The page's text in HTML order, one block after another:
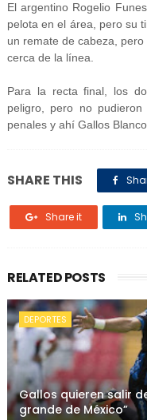
El argentino Rogelio
pelota en el área, pero su
un remate de cabeza,
cerca de la línea.
Para la recta final, los
peligro, pero no
penales y ahí Gallos
SHARE THIS
Share it
RELATED POSTS
DEPORTES
Gallos quieren salir
grande de México”